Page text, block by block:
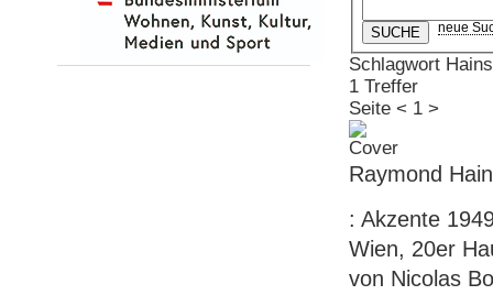
neue
Schlagwort
1 Treffer
Seite < 1 >
Raymond
: Akzente
Wien, 20er
von Nicolas